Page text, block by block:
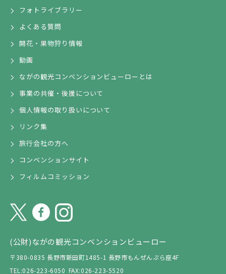
(公財)ながの観光コンベンションビューロー
〒380-0835 長野市新田町1485-1 長野市もんぜんぷら座4F
TEL:026-223-6050 FAX:026-223-5520
フォトライブラリー
よくある質問
開花・果物狩り情報
動画
ながの観光コンベンションビューローとは
事業の共催・後援について
個人情報の取り扱いについて
リンク集
旅行会社の方へ
コンベンションサイト
フィルムコミッション